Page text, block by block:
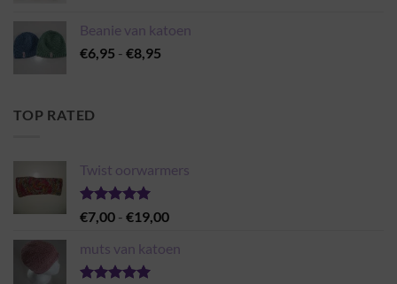
Beanie van katoen
€6,95 - €8,95
TOP RATED
Twist oorwarmers
Gewaardeerd
5.00
€7,00 - €19,00Prijsklasse:
tot
muts van katoen